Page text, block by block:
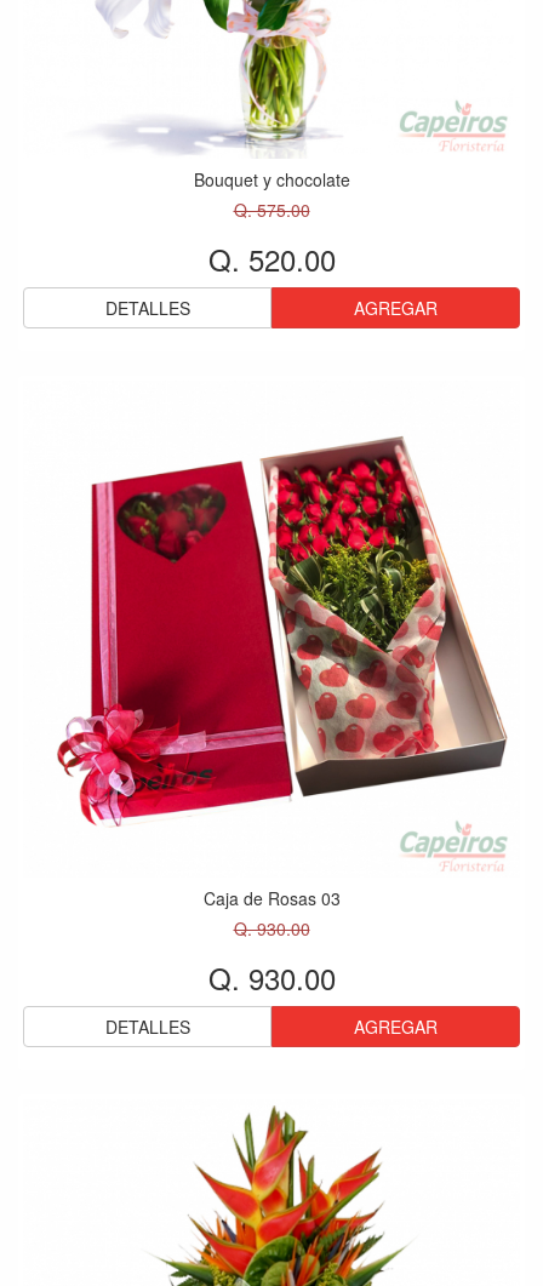
Bouquet y chocolate
Q. 575.00
Q. 520.00
DETALLES AGREGAR
Caja de Rosas 03
Q. 930.00
Q. 930.00
DETALLES AGREGAR